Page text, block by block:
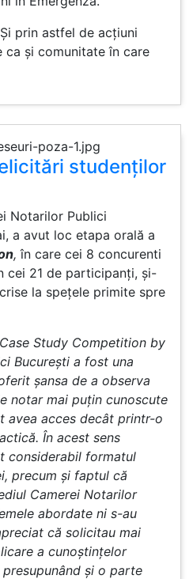
prin astfel de acțiuni
ca și comunitate în care
studenților
Notarilor Publici
a avut loc etapa orală a
, în care cei 8 concurenti
cei 21 de participanți, și-
la spețele primite spre
Study Competition by
București a fost una
șansa de a observa
notar mai puțin cunoscute
avea acces decât printr-o
În acest sens
considerabil formatul
precum și faptul că
Camerei Notarilor
abordate ni s-au
că solicitau mai
a cunoștințelor
și o parte